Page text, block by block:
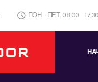
ПОН - ПЕТ. 08:00 -